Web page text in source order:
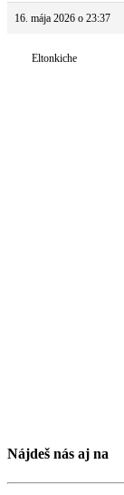
16. mája 2026 o 23:37
Eltonkiche
Nájdeš nás aj na